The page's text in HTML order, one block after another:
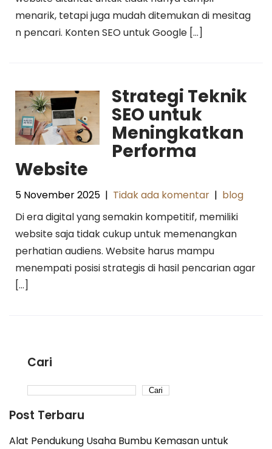
menarik, tetapi juga mudah ditemukan di mesitag
n pencari. Konten SEO untuk Google […]
Strategi Teknik
SEO untuk
Meningkatkan
Performa
Website
5 November 2025 | Tidak ada komentar | blog
Di era digital yang semakin kompetitif, memiliki
website saja tidak cukup untuk memenangkan
perhatian audiens. Website harus mampu
menempati posisi strategis di hasil pencarian agar
[…]
Cari
Cari
Post Terbaru
Alat Pendukung Usaha Bumbu Kemasan untuk